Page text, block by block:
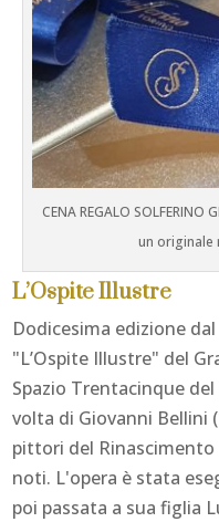
CENA REGALO
un originale
L’Ospite Illustre
Dodicesima edizione
"L’Ospite Illustre" del
Spazio Trentacinque
volta di Giovanni Bellini
pittori del
noti. L'opera è stata
poi passata a sua figlia